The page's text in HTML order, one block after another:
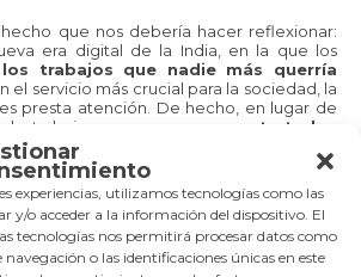
experiencias, utilizamos tecnologías como las
y/o acceder a la información del dispositivo. El
tecnologías nos permitirá procesar datos como
o las identificaciones únicas en este
que nos debería hacer reflexionar:
era digital de la India, en la que los
trabajos que nadie más querría
el servicio más crucial para la sociedad, la
presta atención. De hecho, en lugar de
de trabajo que merecen,
son tratados
DE LA INFANCIA VALMIKI
entonces a esta comunidad
a su infancia?
El objetivo de esta
analizar los cambios que están
en esta entrada, queremos resaltar la